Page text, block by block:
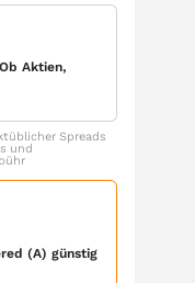
Aktien,
Spreads
und
(A) günstig